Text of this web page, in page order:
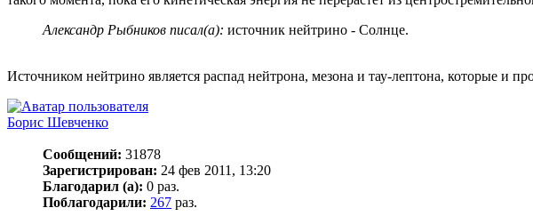
Александр Рыбников писал(а): источник нейтрино - Солнце.
Источником нейтрино является распад нейтрона, мезона и тау-лептона, которые и
Борис Шевченко
Сообщений: 31878
Зарегистрирован: 24 фев 2011, 13:20
Благодарил (а): 0 раз.
Поблагодарили: 267 раз.